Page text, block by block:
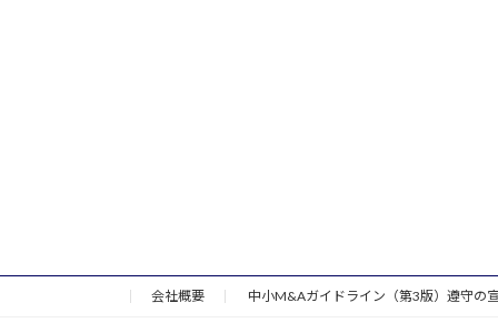
会社概要 中小M&Aガイドライン（第3版）遵守の